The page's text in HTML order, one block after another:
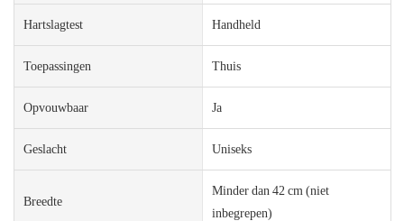
Hartslagtest Handheld
Toepassingen Thuis
Opvouwbaar Ja
Geslacht Uniseks
Breedte
Minder dan 42 cm (niet
inbegrepen)